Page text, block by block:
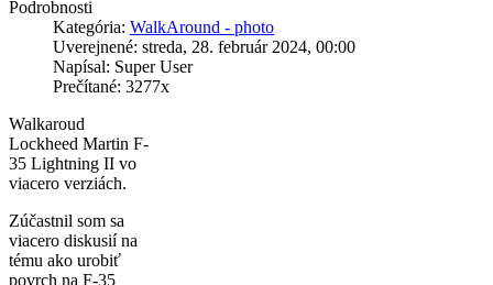
Podrobnosti
Kategória: WalkAround - photo
Uverejnené: streda, 28. február 2024, 00:00
Napísal: Super User
Prečítané: 3277x
Walkaroud
Lockheed Martin F-
35 Lightning II vo
viacero verziách.
Zúčastnil som sa
viacero diskusií na
tému ako urobiť
povrch na F-35